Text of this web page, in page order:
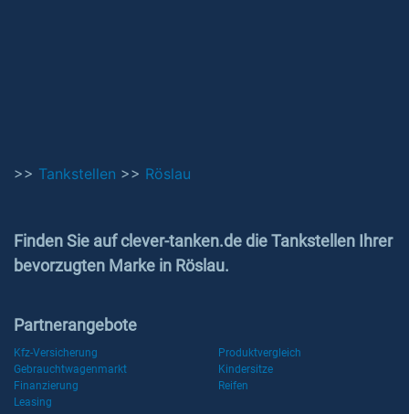
>> Tankstellen >> Röslau
Finden Sie auf clever-tanken.de die Tankstellen Ihrer
bevorzugten Marke in Röslau.
Partnerangebote
Kfz-Versicherung
Produktvergleich
Gebrauchtwagenmarkt
Kindersitze
Finanzierung
Reifen
Leasing